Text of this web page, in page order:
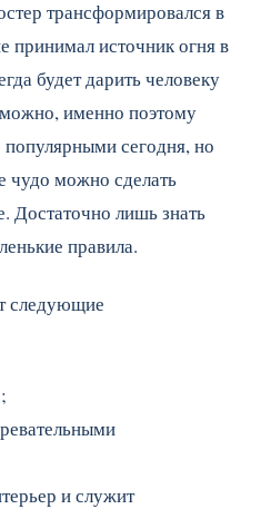
трансформировался в
источник огня в
будет дарить человеку
именно поэтому
популярными сегодня, но
чудо можно сделать
Достаточно лишь знать
правила.
следующие
и служит